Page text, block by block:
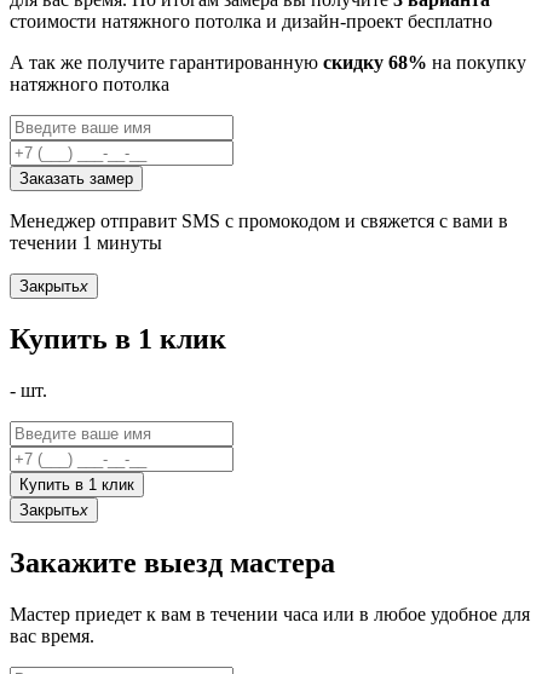
стоимости натяжного потолка и дизайн-проект бесплатно
А так же получите гарантированную скидку 68% на покупку
натяжного потолка
Заказать замер
Менеджер отправит SMS с промокодом и свяжется с вами в
течении 1 минуты
Закрытьx
Купить в 1 клик
- шт.
Купить в 1 клик
Закрытьx
Закажите выезд мастера
Мастер приедет к вам в течении часа или в любое удобное для
вас время.